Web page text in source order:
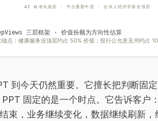
AI 标准化底层 · 平台重塑中层 · 合伙人经济学留在顶层
三层框架 · 价值份额为方向性估算
锚点：健康服务业顶层约占 50% 价值；投行公允意见书约占
到今天仍然重要。它擅长把判断固定
PPT 固定的是一个时点。它告诉客户
束，业务继续变化，数据继续刷新